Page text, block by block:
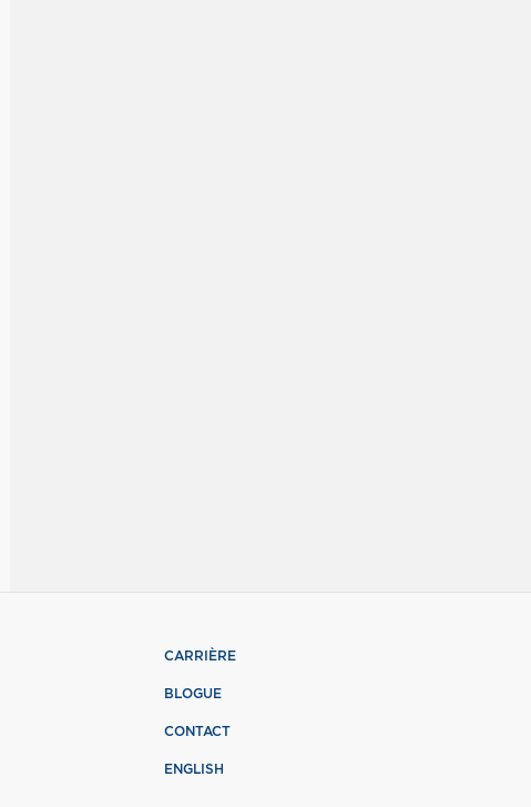
CARRIÈRE
BLOGUE
CONTACT
ENGLISH